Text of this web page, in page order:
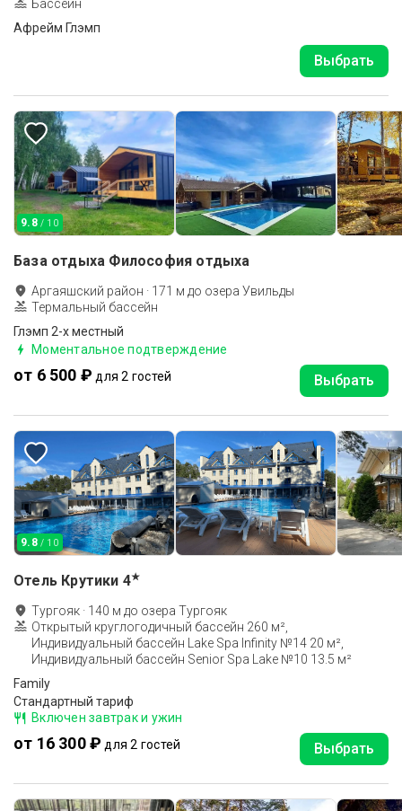
Бассейн
Афрейм Глэмп
Выбрать
9.8 / 10
База отдыха Философия отдыха
Аргаяшский район · 171 м до озера Увильды
Термальный бассейн
Глэмп 2-х местный
Моментальное подтверждение
от 6 500 ₽ для 2 гостей Выбрать
9.8 / 10
Отель Крутики 4★
Тургояк · 140 м до озера Тургояк
Открытый круглогодичный бассейн 260 м²,
Индивидуальный бассейн Lake Spa Infinity №14 20 м²,
Индивидуальный бассейн Senior Spa Lake №10 13.5 м²
Family
Стандартный тариф
Включен завтрак и ужин
от 16 300 ₽ для 2 гостей Выбрать